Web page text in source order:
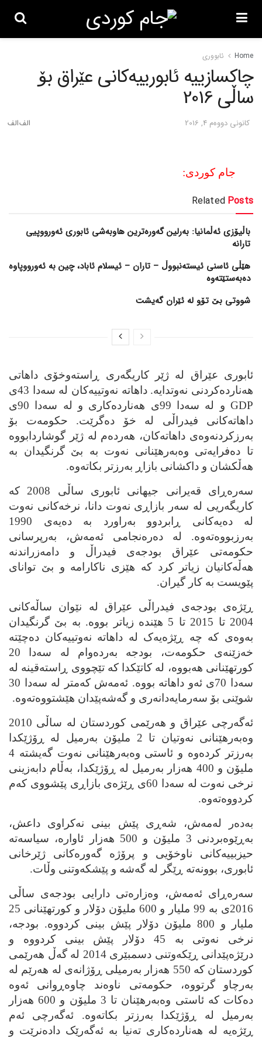
Home ئابووری
چاکسازییه‌ ئابورییه‌کانی عێراق بۆ
ساڵی 2016
كانونی دووه‌م 4, 2016
جام کوردی:
Related Posts
باڵیۆزی ئەڵمانیا: بەرلین گەورەترین هاوبەشی ئابوری ئەورووپیی
تارانە
هێڵی ئاسنی ئیستەنبووڵ – تاران – ئیسلام ئاباد، چین بە ئەورووپاوە
دەبەستێتەوە
شووتی بێ تۆو لە ئێران گەیشت
ئابوری عێراق له‌ ژێر کاریگه‌ری ڕاسته‌وخۆی داهاتی
هه‌نارده‌کردنی نه‌وتدایه‌. داهاته‌ نه‌وتییه‌کان له‌ سه‌دا 43ی
GDP
و له‌ سه‌دا 99ی هه‌نارده‌کاری و له‌ سه‌دا 90ی
داهاته‌کانی فیدراڵی له‌ خۆ ده‌گرێت. حکومه‌ت بۆ
به‌رزکردنه‌وه‌ی داهاته‌کان، هه‌رده‌م له‌ ژێر گوشاردابووه‌
تا ده‌فرایه‌تی وه‌به‌رهێنانی نه‌وت به‌ بێ گرنگیدان به‌
هه‌ڵکشان و داکشانی بازاڕ به‌رزتر بکاته‌وه‌.
سه‌ره‌ڕای قه‌یرانی جیهانی ئابوری ساڵی 2008 که‌
کاریگه‌ریی له‌ سه‌ر بازاڕی نه‌وت دانا، نرخه‌کانی نه‌وت
له‌ ده‌یه‌کانی ڕابردوو به‌راورد به‌ ده‌یه‌ی 1990
به‌رزبووه‌ته‌وه‌. له‌ ده‌ره‌نجامی ئه‌مه‌ش، به‌رپرسانی
حکومه‌تی عێراق بودجه‌ی فیدراڵ و دامه‌زراندنه‌
هه‌ڵه‌کانیان زیاتر کرد که‌ هێزی ناکارامه‌ و بێ توانای
پێویست به‌ کار گیران.
ڕێژه‌ی بودجه‌ی فیدراڵی عێراق له‌ نێوان ساڵه‌کانی
2004 تا 2015 تا 5 هێنده‌ زیاتر بووه‌. به‌ بێ گرنگیدان
به‌وه‌ی که‌ چه‌ ڕێژه‌یه‌ک له‌ داهاته‌ نه‌وتییه‌کان ده‌چێته‌
خه‌زێنه‌ی حکومه‌ت، بودجه‌ به‌رده‌وام له‌ سه‌دا 20
کورتهێنانی هه‌بووه‌، له‌ کاتێکدا که‌ تێچووی ڕاسته‌قینه‌ له‌
سه‌دا 70ی ئه‌و داهاته‌ بووه‌. ئه‌مه‌ش که‌متر له‌ سه‌دا 30
شوێنی بۆ سه‌رمایه‌دانه‌ری و گه‌شه‌پێدان هێشتووه‌ته‌وه‌.
ئه‌گه‌رچی عێراق و هه‌رێمی کوردستان له‌ ساڵی 2010
وه‌به‌رهێنانی نه‌وتیان تا 2 ملیۆن به‌رمیل له‌ ڕۆژێکدا
به‌رزتر کرده‌وه‌ و ئاستی وه‌به‌رهێنانی نه‌وت گه‌یشته‌ 4
ملیۆن و 400 هه‌زار به‌رمیل له‌ ڕۆژێکدا، به‌ڵام دابه‌زینی
نرخی نه‌وت له‌ سه‌دا 60ی ڕێژه‌ی بازاڕی پێشووی که‌م
کردووه‌ته‌وه‌.
به‌ده‌ر له‌مه‌ش، شه‌ڕی پێش بینی نه‌کراوی داعش،
به‌ڕێوه‌بردنی 3 ملیۆن و 500 هه‌زار ئاواره‌، سیاسه‌ته‌
حیزبییه‌کانی ناوخۆیی و پرۆژه‌ گه‌وره‌کانی ژێرخانی
ئابوری، بوونه‌ته‌ ڕێگر له‌ گه‌شه‌ و پێشکه‌وتنی وڵات.
سه‌ره‌ڕای ئه‌مه‌ش، وه‌زاره‌تی دارایی بودجه‌ی ساڵی
2016ی به‌ 99 ملیار و 600 ملیۆن دۆلار و کورتهێنانی 25
ملیار و 800 ملیۆن دۆلار پێش بینی کردووه‌. بودجه‌،
نرخی نه‌وتی به‌ 45 دۆلار پێش بینی کردووه‌ و
درێژه‌پێدانی ڕێکه‌وتنی دسمبێری 2014 له‌ گه‌ڵ هه‌رێمی
کوردستان که‌ 550 هه‌زار به‌رمیلی ڕۆژانه‌ی له‌ هه‌رێم له‌
به‌رچاو گرتووه‌، حکومه‌تی ناوه‌ند چاوه‌ڕوانی ئه‌وه‌
ده‌کات که‌ ئاستی وه‌به‌رهێنان تا 3 ملیۆن و 600 هه‌زار
به‌رمیل له‌ ڕۆژێکدا به‌رزتر بکاته‌وه‌. ئه‌گه‌رچی ئه‌م
ڕێژه‌یه‌ له‌ هه‌نارده‌کاری ته‌نیا به‌ ئه‌گه‌رێک داده‌نرێت و